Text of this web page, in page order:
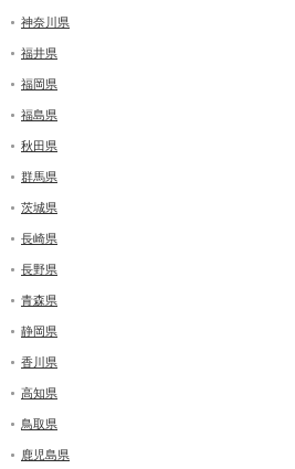
神奈川県
福井県
福岡県
福島県
秋田県
群馬県
茨城県
長崎県
長野県
青森県
静岡県
香川県
高知県
鳥取県
鹿児島県